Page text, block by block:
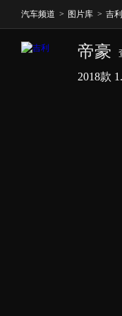
汽车频道 > 图片库 > 吉利
帝豪
2018款